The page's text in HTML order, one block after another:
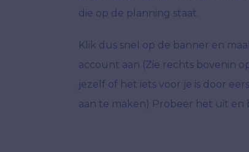
die op de planning staat.
Klik dus snel op de banner en
account aan (Zie rechts bovenin
jezelf of het iets voor je is door
aan te maken) Probeer het uit